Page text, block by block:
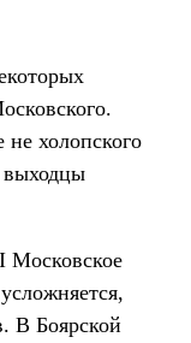
холопского
выходцы
Московское
В Боярской